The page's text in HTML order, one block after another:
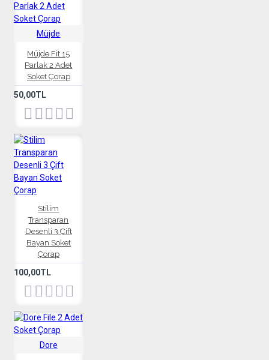
Müjde
Müjde Fit 15
Parlak 2 Adet
Soket Çorap
50,00TL
Stilim
Transparan
Desenli 3 Çift
Bayan Soket
Çorap
100,00TL
Dore